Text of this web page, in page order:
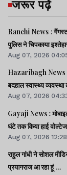
जरूर पढ़ें
Ranchi News : गैंगस्टर प्रिंस खान के गुर्गे राणा राहुल सिंह के घर
पुलिस ने चिपकाया
Aug 07, 2026
Hazaribagh News :
बदहाल स्वास्थ्य व्यवस्था
Aug 07, 2026
Gayaji News :
घंटे तक किया हाई वोल्टेज
Aug 07, 2026
राहुल गांधी ने सोशल
प्रयागराज आ रहा हूं ...